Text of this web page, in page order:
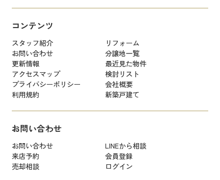
コンテンツ
スタッフ紹介
リフォーム
お問い合わせ
分譲地一覧
更新情報
最近見た物件
アクセスマップ
検討リスト
プライバシーポリシー
会社概要
利用規約
新築戸建て
お問い合わせ
お問い合わせ
LINEから相談
来店予約
会員登録
売却相談
ログイン